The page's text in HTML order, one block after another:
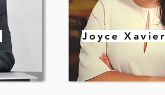
Joyce Xavier